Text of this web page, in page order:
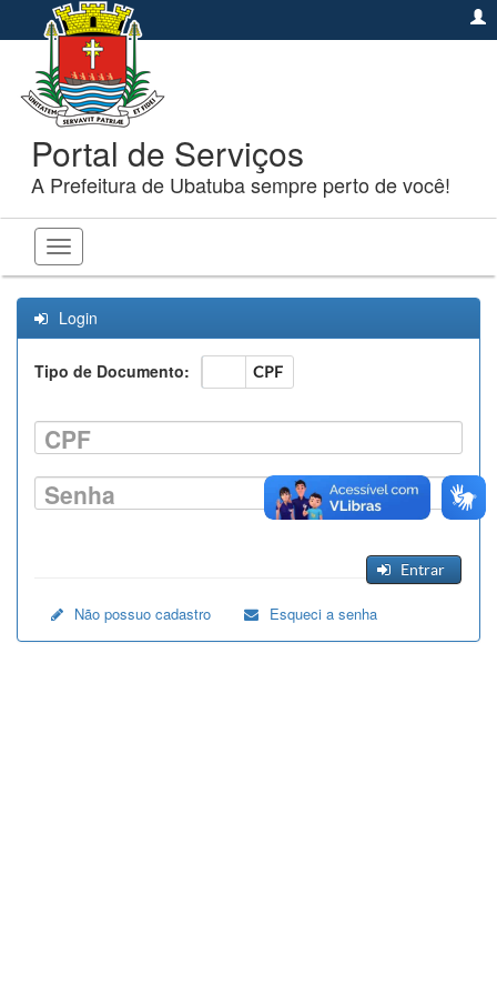
Portal de Serviços
A Prefeitura de Ubatuba sempre perto de você!
Toggle
navigation
Login
Tipo de Documento: CPF
CNPJ
CPF
Senha
Entrar
Não possuo cadastro Esqueci a senha